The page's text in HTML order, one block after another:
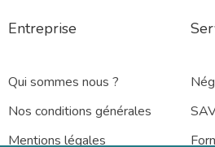
Entreprise
Qui sommes nous ?
Nos conditions générales
Mentions légales